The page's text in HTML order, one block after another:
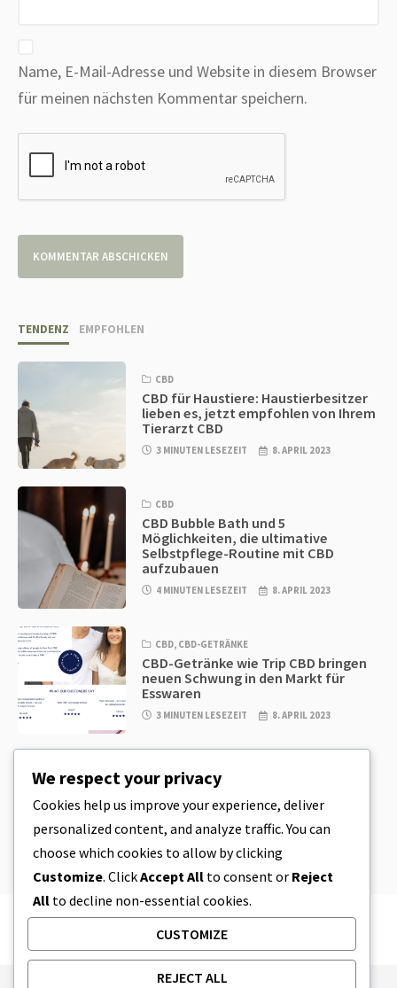
Name, E-Mail-Adresse und Website in diesem Browser
für meinen nächsten Kommentar speichern.
TENDENZ EMPFOHLEN
CBD
CBD für Haustiere: Haustierbesitzer
lieben es, jetzt empfohlen von Ihrem
Tierarzt CBD
3 MINUTEN LESEZEIT 8. APRIL 2023
CBD
CBD Bubble Bath und 5
Möglichkeiten, die ultimative
Selbstpflege-Routine mit CBD
aufzubauen
4 MINUTEN LESEZEIT 8. APRIL 2023
CBD, CBD-GETRÄNKE
CBD-Getränke wie Trip CBD bringen
neuen Schwung in den Markt für
Esswaren
3 MINUTEN LESEZEIT 8. APRIL 2023
CBD-Plätzchenteig & unglaublich
einfache CBD-Esswaren, die Sie zu
Hause herstellen können
4 MINUTEN LESEZEIT
We respect your privacy
Cookies help us improve your experience, deliver
personalized content, and analyze traffic. You can
choose which cookies to allow by clicking
Customize. ClickAccept All to consent or Reject
All to decline non-essential cookies.
CUSTOMIZE
REJECT ALL